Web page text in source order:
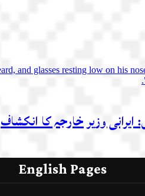
وزیر خارجہ کا انکشاف
English Pages